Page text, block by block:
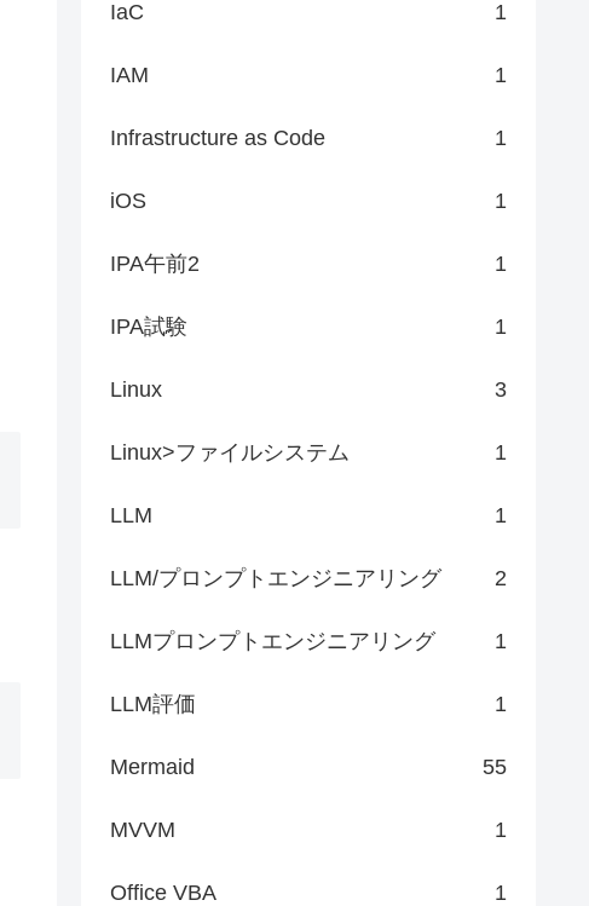
IaC 1
IAM 1
Infrastructure as Code 1
iOS 1
IPA午前2 1
IPA試験 1
Linux 3
Linux>ファイルシステム 1
LLM 1
LLM/プロンプトエンジニアリング 2
LLMプロンプトエンジニアリング 1
LLM評価 1
Mermaid 55
MVVM 1
Office VBA 1